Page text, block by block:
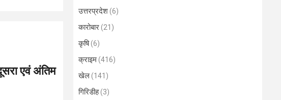
एवं अंतिम
उत्तरप्रदेश(6)
कारोबार(21)
कृषि(6)
क्राइम(416)
खेल(141)
गिरिडीह(3)